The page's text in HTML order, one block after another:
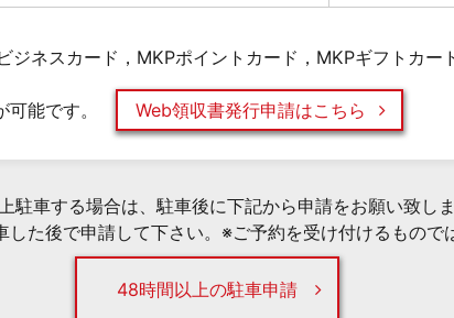
ジネスカード，MKPポイントカード，MKPギフトカー
能です。 Web領収書発行申請はこちら
駐車する場合は、駐車後に下記から申請をお願い致し
した後で申請して下さい。※ご予約を受け付けるもので
48時間以上の駐車申請